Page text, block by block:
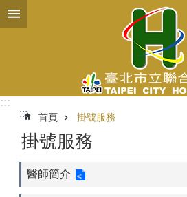
跳到主要內容區塊
:::
:::
首頁 掛號服務
掛號服務
醫師簡介